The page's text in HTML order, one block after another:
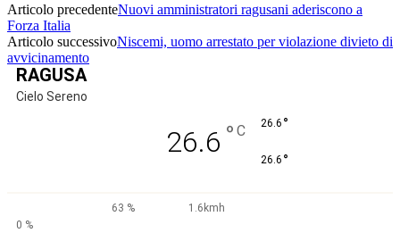
Articolo precedenteNuovi amministratori ragusani aderiscono a
Forza Italia
Articolo successivoNiscemi, uomo arrestato per violazione divieto di
avvicinamento
RAGUSA
Cielo Sereno
26.6 ° C 26.6 °
26.6 °
63 %
1.6kmh
0 %